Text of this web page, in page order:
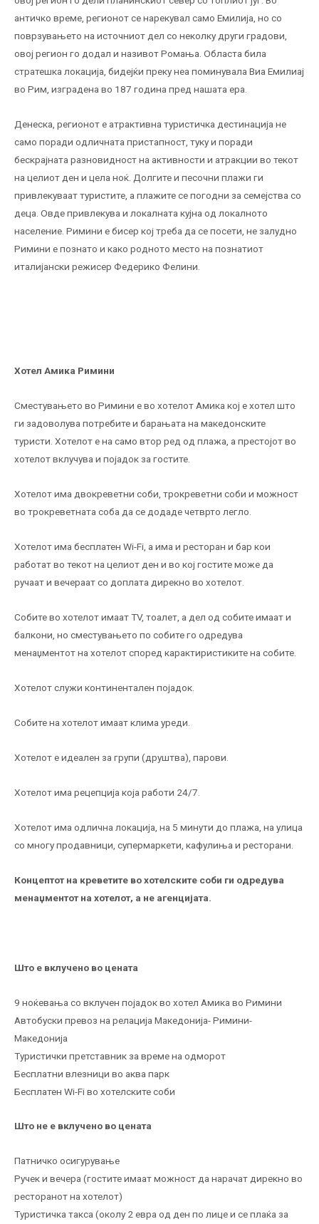
античко време, регионот се нарекувал само Емилија, но со
поврзувањето на источниот дел со неколку други градови,
овој регион го додал и називот Ромања. Областа била
стратешка локација, бидејќи преку неа поминувала Виа Емилиај
во Рим, изградена во 187 година пред нашата ера.
Денеска, регионот е атрактивна туристичка дестинација не
само поради одличната пристапност, туку и поради
бескрајната разновидност на активности и атракции во текот
на целиот ден и цела ноќ. Долгите и песочни плажи ги
привлекуваат туристите, а плажите се погодни за семејства со
деца. Овде привлекува и локалната кујна од локалното
население. Римини е бисер кој треба да се посети, не залудно
Римини е познато и како родното место на познатиот
италијански режисер Федерико Фелини.
Хотел Амика Римини
Сместувањето во Римини е во хотелот Амика кој е хотел што
ги задоволува потребите и барањата на македонските
туристи. Хотелот е на само втор ред од плажа, а престојот во
хотелот вклучува и појадок за гостите.
Хотелот има двокреветни соби, трокреветни соби и можност
во трокреветната соба да се додаде четврто легло.
Хотелот има бесплатен Wi-Fi, а има и ресторан и бар кои
работат во текот на целиот ден и во кој гостите може да
ручаат и вечераат со доплата дирекно во хотелот.
Собите во хотелот имаат ТV, тоалет, а дел од собите имаат и
балкони, но сместувањето по собите го одредува
менаџментот на хотелот според карактиристиките на собите.
Хотелот служи континентален појадок.
Собите на хотелот имаат клима уреди.
Хотелот е идеален за групи (друштва), парови.
Хотелот има рецепција која работи 24/7.
Хотелот има одлична локација, на 5 минути до плажа, на улица
со многу продавници, супермаркети, кафулиња и ресторани.
Концептот на креветите во хотелските соби ги одредува
менаџментот на хотелот, а не агенцијата.
Што е вклучено во цената
9 ноќевања со вклучен појадок во хотел Амика во Римини
Автобуски превоз на релација Македонија- Римини-
Македонија
Туристички претставник за време на одморот
Бесплатни влезници во аква парк
Бесплатен Wi-Fi во хотелските соби
Што не е вклучено во цената
Патничко осигурување
Ручек и вечера (гостите имаат можност да нарачат дирекно во
ресторанот на хотелот)
Туристичка такса (околу 2 евра од ден по лице и се плаќа за